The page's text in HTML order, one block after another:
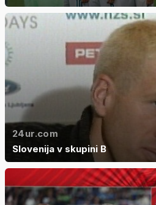
24ur.com
Slovenija v skupini B